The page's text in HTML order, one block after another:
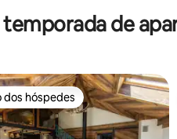
de
dos hóspedes
dos hóspedes